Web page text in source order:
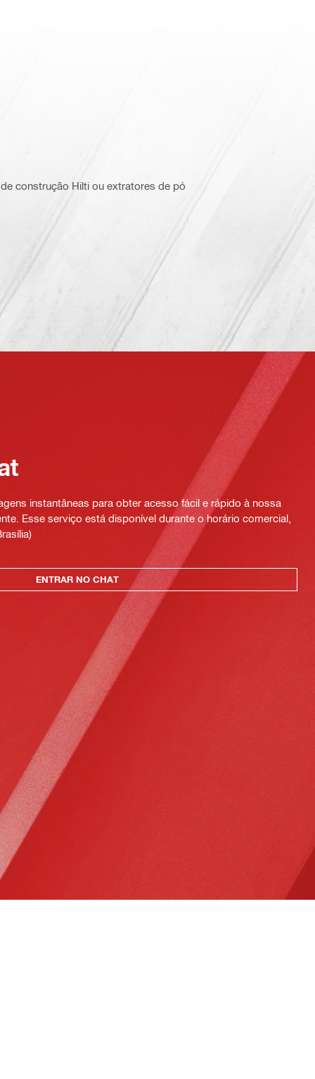
construção Hilti ou extratores de pó
instantâneas para obter acesso fácil e rápido à nossa
Esse serviço está disponível durante o horário comercial,
ENTRAR NO CHAT